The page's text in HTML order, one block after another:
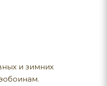
и зимних